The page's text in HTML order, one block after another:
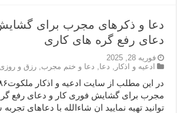
دعا و ذکرهای مجرب برای
دعای رفع گره های کاری
فوریه 28, 2025
ادعيه و اذكار
دعا دعا و ختم مجرب ,رزق و روزی
مجرب برای گشایش فوری کار و دعای رفع
توانید تهیه نمایید ان شاءالله با دعاهای